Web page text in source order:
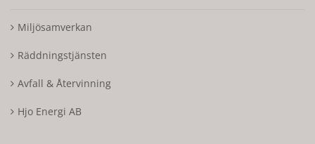
Miljösamverkan
Räddningstjänsten
Avfall & Återvinning
Hjo Energi AB